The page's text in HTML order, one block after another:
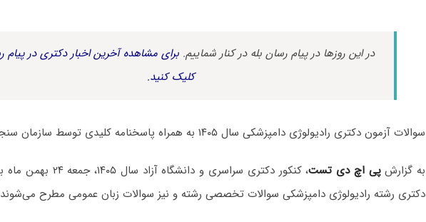
در این روزها در پیام رسان بله در کنار شماییم. برای مشاهده آخرین اخبار دکتری در پیام
کلیک کنید.
سوالات آزمون دکتری رادیولوژی دامپزشکی سال ۱۴۰۵ به همراه پاسخنامه کلیدی توسط سازمان سنجش منتشر شد.
به گزارشپی اچ دی تست
، کنکور دکتری سراسری و
دکتری رشته رادیولوژی دامپزشکی سوالات تخصصی رشته و نیز سوالات زبان عمومی مطرح